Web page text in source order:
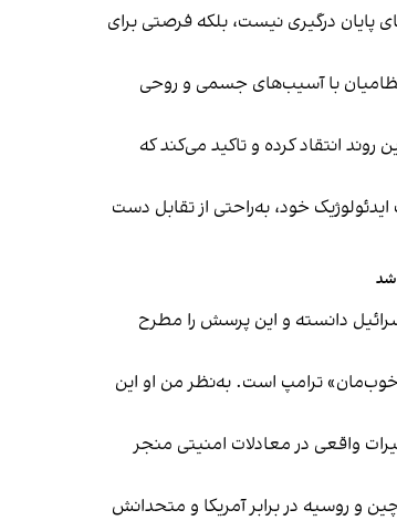
پایان درگیری نیست، بلکه فرصتی برای
نظامیان با آسیب‌های جسمی و روحی
انتقاد کرده و تاکید می‌کند که
خود، به‌راحتی از تقابل دست
شد
دانسته و این پرسش را مطرح
ترامپ است. به‌نظر من او این
واقعی در معادلات امنیتی منجر
و روسیه در برابر آمریکا و متحدانش